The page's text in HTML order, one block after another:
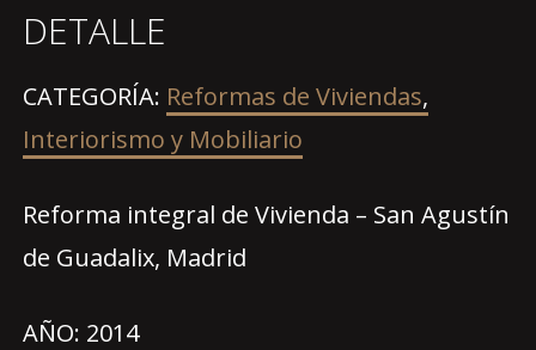
DETALLE
CATEGORÍA: Reformas de Viviendas,
Interiorismo y Mobiliario
Reforma integral de Vivienda – San Agustín
de Guadalix, Madrid
AÑO: 2014